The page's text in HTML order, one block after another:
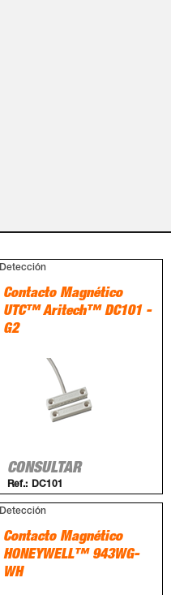
Detección
Contacto Magnético
UTC™ Aritech™ DC101 -
G2
CONSULTAR
Ref.: DC101
Detección
Contacto Magnético
HONEYWELL™ 943WG-
WH